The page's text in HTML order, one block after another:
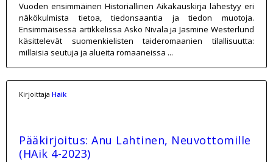
Vuoden ensimmäinen Historiallinen Aikakauskirja lähestyy eri
näkökulmista tietoa, tiedonsaantia ja tiedon muotoja.
Ensimmäisessä artikkelissa Asko Nivala ja Jasmine Westerlund
käsittelevät suomenkielisten taideromaanien tilallisuutta:
millaisia seutuja ja alueita romaaneissa ...
Kirjoittaja Haik
Pääkirjoitus: Anu Lahtinen, Neuvottomille
(HAik 4-2023)